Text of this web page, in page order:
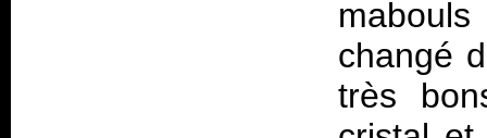
changé
très